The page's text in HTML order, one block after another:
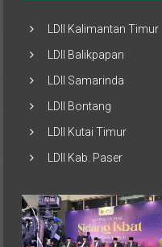
LDII Samarinda
LDII Kutai Timur